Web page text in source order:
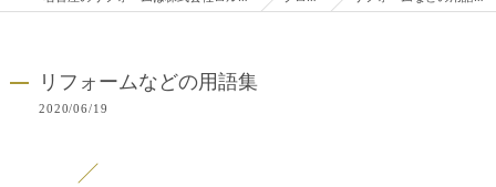
リフォームなどの用語集
2020/06/19